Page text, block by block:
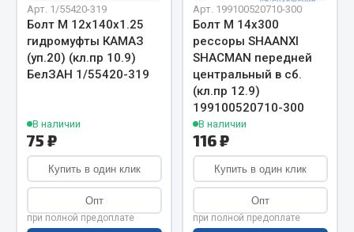
Весь раздел
Цепи подъёмные
РТИ
Кольца уплотнительные
Лента конвейерная
Арт. 1/55420-319
Болт М 12х140х1.25
гидромуфты КАМАЗ
(уп.20) (кл.пр 10.9)
БелЗАН 1/55420-319
В наличии
75 ₽
Купить в один клик
Опт
при полной предоплате
Арт. 199100520710-300
Болт М 14х300
рессоры SHAANXI
SHACMAN передней
центральный в сб.
(кл.пр 12.9)
199100520710-300
В наличии
116 ₽
Купить в один клик
Опт
при полной предоплате